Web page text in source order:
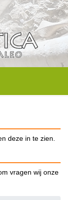
deze in te zien.
vragen wij onze